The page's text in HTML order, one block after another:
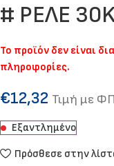
# ΡΕΛΕ
Το προϊόν δεν είναι
πληροφορίες.
€12,32 Τιμή με
Εξαντλημένο
Πρόσθεσε στην